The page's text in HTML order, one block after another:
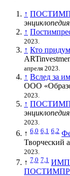
↑
энциклопедия
↑
2023.
↑ Кто
апреля 2023.
↑ Вслед за
ООО
2023.
↑
энциклопедия
2023.
↑ 6,0 6,1 6,2
Творческий
2023.
↑ 7,0 7,1